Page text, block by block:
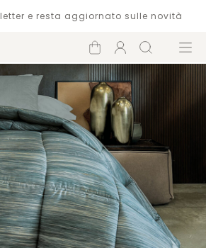
e resta aggiornato sulle novità
Carrello
Account
Cerca Menù